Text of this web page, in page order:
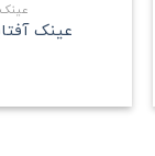
عینک
عینک